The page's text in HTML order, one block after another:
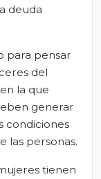
deuda
para pensar
del
la que
generar
condiciones
las personas.
tienen